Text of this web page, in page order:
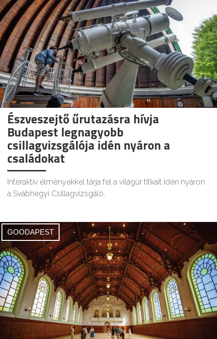
Észveszejtő űrutazásra hívja
Budapest legnagyobb
csillagvizsgálója idén nyáron a
családokat
Interaktív élményekkel tárja fel a világűr titkait idén nyáron
a Svábhegyi Csillagvizsgáló.
GOODAPEST